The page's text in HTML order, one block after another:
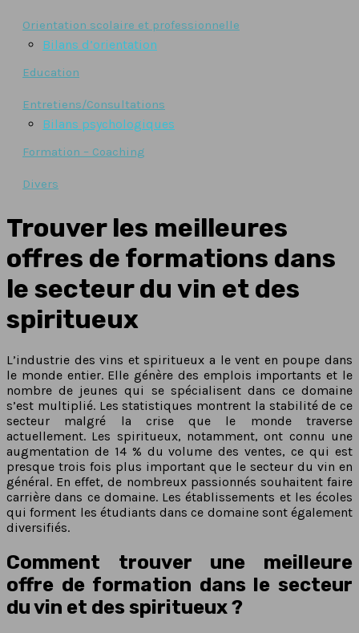
Orientation scolaire et professionnelle
Bilans d’orientation
Education
Entretiens/Consultations
Bilans psychologiques
Formation – Coaching
Divers
Trouver les meilleures
offres de formations dans
le secteur du vin et des
spiritueux
L’industrie des vins et spiritueux a le vent en poupe dans
le monde entier. Elle génère des emplois importants et le
nombre de jeunes qui se spécialisent dans ce domaine
s’est multiplié. Les statistiques montrent la stabilité de ce
secteur malgré la crise que le monde traverse
actuellement. Les spiritueux, notamment, ont connu une
augmentation de 14 % du volume des ventes, ce qui est
presque trois fois plus important que le secteur du vin en
général. En effet, de nombreux passionnés souhaitent faire
carrière dans ce domaine. Les établissements et les écoles
qui forment les étudiants dans ce domaine sont également
diversifiés.
Comment trouver une meilleure
offre de formation dans le secteur
du vin et des spiritueux ?